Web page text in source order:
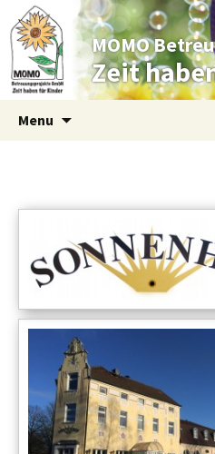
MOMO
Zeit
Menu